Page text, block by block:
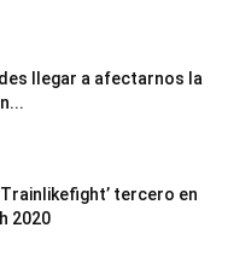
llegar a afectarnos la
tercero en
2020